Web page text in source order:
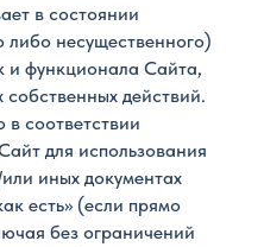
в состоянии
либо несущественного)
и функционала Сайта,
действий.
в соответствии
для использования
иных документах
есть» (если прямо
без ограничений